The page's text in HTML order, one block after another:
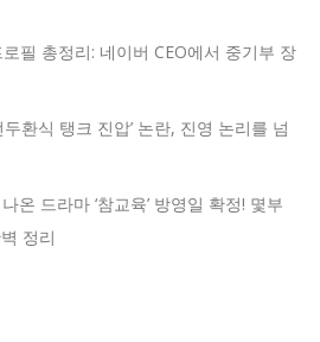
필 총정리: 네이버 CEO에서 중기부 장
환식 탱크 진압’ 논란, 진영 논리를 넘
온 드라마 ‘참교육’ 방영일 확정! 몇부
정리